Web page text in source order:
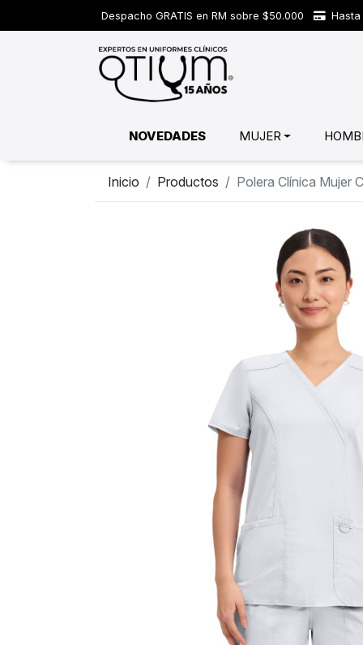
Despacho GRATIS en RM sobre $50.000
NOVEDADES MUJER
Inicio Productos Polera Clínica Mujer